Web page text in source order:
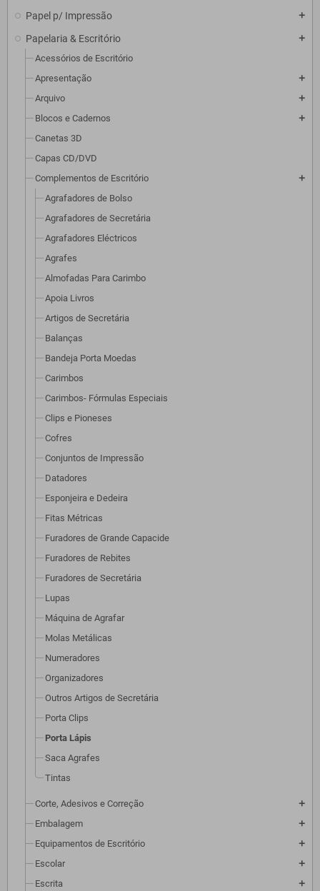
Papel p/ Impressão
add
Papelaria & Escritório add
Acessórios de Escritório
Apresentação
add
Arquivo add
Blocos e Cadernos add
Canetas 3D
Capas CD/DVD
Complementos de Escritório
add
Agrafadores de Bolso
Agrafadores de Secretária
Agrafadores Eléctricos
Agrafes
Almofadas Para Carimbo
Apoia Livros
Artigos de Secretária
Balanças
Bandeja Porta Moedas
Carimbos
Carimbos- Fórmulas Especiais
Clips e Pioneses
Cofres
Conjuntos de Impressão
Datadores
Esponjeira e Dedeira
Fitas Métricas
Furadores de Grande Capacide
Furadores de Rebites
Furadores de Secretária
Lupas
Máquina de Agrafar
Molas Metálicas
Numeradores
Organizadores
Outros Artigos de Secretária
Porta Clips
Porta Lápis
Saca Agrafes
Tintas
Corte, Adesivos e Correção add
Embalagem add
Equipamentos de Escritório add
Escolar add
Escrita add